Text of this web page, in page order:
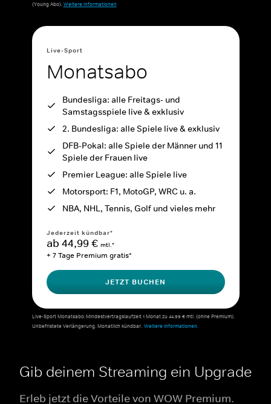
(Young Abo).Weitere Informationen
Live-Sport
Monatsabo
Bundesliga: alle Freitags- und
Samstagsspiele live & exklusiv
2. Bundesliga: alle Spiele live & exklusiv
DFB-Pokal: alle Spiele der Männer und 11
Spiele der Frauen live
Premier League: alle Spiele live
Motorsport: F1, MotoGP, WRC u. a.
NBA, NHL, Tennis, Golf und vieles mehr
Jederzeit kündbar*
ab 44,99 € mtl.*
+ 7 Tage Premium gratis*
JETZT BUCHEN
Live-Sport Monatsabo: Mindestvertragslaufzeit 1 Monat zu 44,99 € mtl. (ohne Premium).
Unbefristete Verlängerung. Monatlich kündbar. Weitere Informationen.
Gib deinem Streaming ein Upgrade
Erleb jetzt die Vorteile von WOW Premium.